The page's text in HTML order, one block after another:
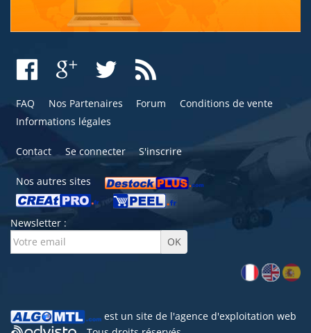
FAQ Nos Partenaires Forum
Conditions de vente
Informations légales
Contact Se connecter S'inscrire
Nos autres sites
Newsletter :
est un site de l'agence d'exploitation web